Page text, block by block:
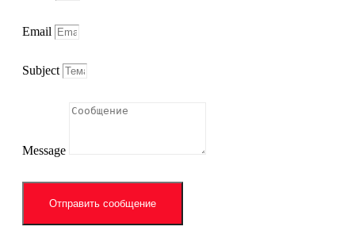
Email
Subject
Message
Отправить сообщение